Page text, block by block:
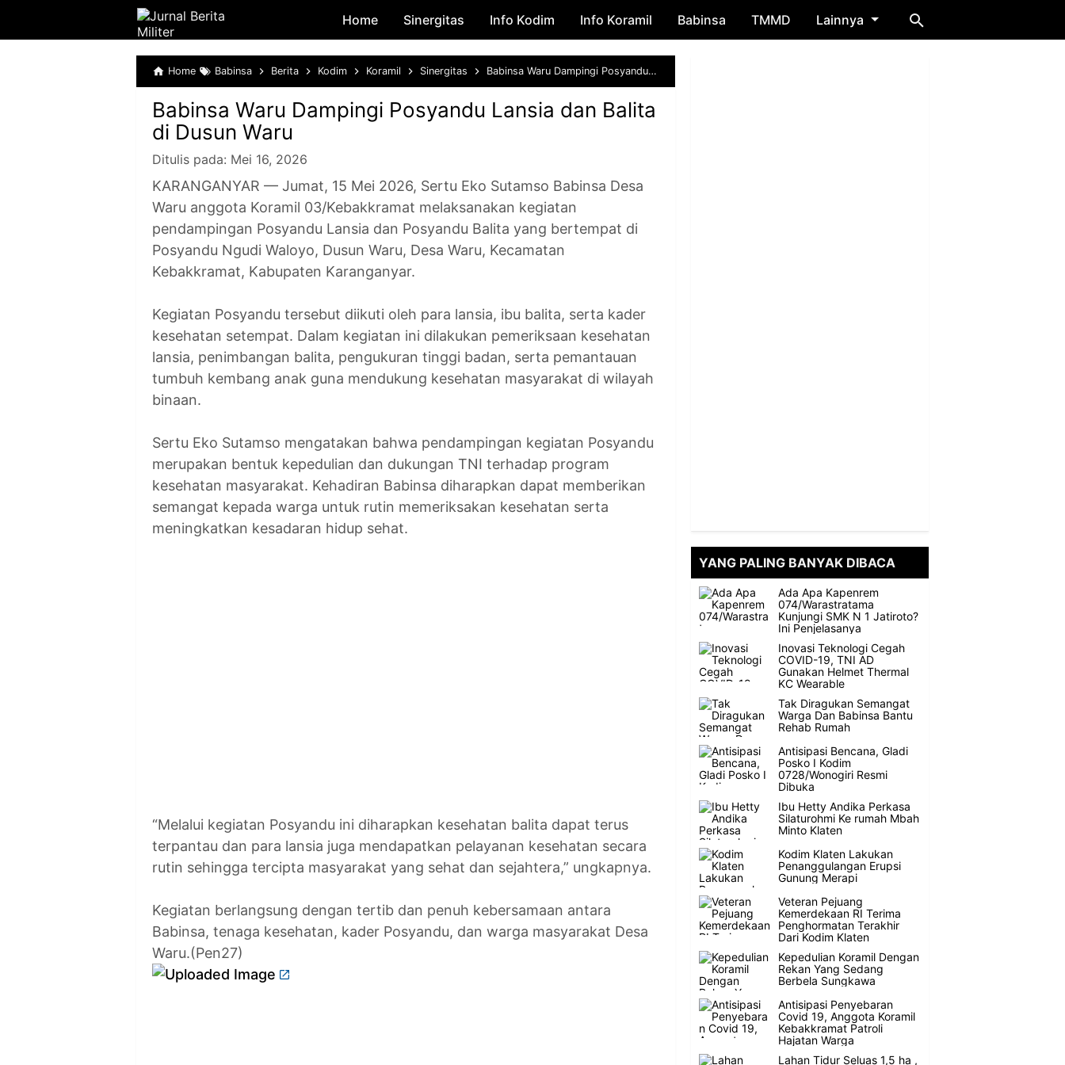
Skip to main content
Home Sinergitas Info Kodim Info Koramil Babinsa TMMD Lainnya
Home Babinsa Berita Kodim Koramil Sinergitas Babinsa Waru Dampingi Posyandu Lansia dan Balita di Dusun Waru
Babinsa Waru Dampingi Posyandu Lansia dan Balita
di Dusun Waru
Ditulis pada: Mei 16, 2026
KARANGANYAR — Jumat, 15 Mei 2026, Sertu Eko Sutamso Babinsa Desa
Waru anggota Koramil 03/Kebakkramat melaksanakan kegiatan
pendampingan Posyandu Lansia dan Posyandu Balita yang bertempat di
Posyandu Ngudi Waloyo, Dusun Waru, Desa Waru, Kecamatan
Kebakkramat, Kabupaten Karanganyar.
Kegiatan Posyandu tersebut diikuti oleh para lansia, ibu balita, serta kader
kesehatan setempat. Dalam kegiatan ini dilakukan pemeriksaan kesehatan
lansia, penimbangan balita, pengukuran tinggi badan, serta pemantauan
tumbuh kembang anak guna mendukung kesehatan masyarakat di wilayah
binaan.
Sertu Eko Sutamso mengatakan bahwa pendampingan kegiatan Posyandu
merupakan bentuk kepedulian dan dukungan TNI terhadap program
kesehatan masyarakat. Kehadiran Babinsa diharapkan dapat memberikan
semangat kepada warga untuk rutin memeriksakan kesehatan serta
meningkatkan kesadaran hidup sehat.
“Melalui kegiatan Posyandu ini diharapkan kesehatan balita dapat terus
terpantau dan para lansia juga mendapatkan pelayanan kesehatan secara
rutin sehingga tercipta masyarakat yang sehat dan sejahtera,” ungkapnya.
Kegiatan berlangsung dengan tertib dan penuh kebersamaan antara
Babinsa, tenaga kesehatan, kader Posyandu, dan warga masyarakat Desa
Waru.(Pen27)
YANG PALING BANYAK DIBACA
Ada Apa Kapenrem
074/Warastratama
Kunjungi SMK N 1 Jatiroto?
Ini Penjelasanya
Inovasi Teknologi Cegah
COVID-19, TNI AD
Gunakan Helmet Thermal
KC Wearable
Tak Diragukan Semangat
Warga Dan Babinsa Bantu
Rehab Rumah
Antisipasi Bencana, Gladi
Posko I Kodim
0728/Wonogiri Resmi
Dibuka
Ibu Hetty Andika Perkasa
Silaturohmi Ke rumah Mbah
Minto Klaten
Kodim Klaten Lakukan
Penanggulangan Erupsi
Gunung Merapi
Veteran Pejuang
Kemerdekaan RI Terima
Penghormatan Terakhir
Dari Kodim Klaten
Kepedulian Koramil Dengan
Rekan Yang Sedang
Berbela Sungkawa
Antisipasi Penyebaran
Covid 19, Anggota Koramil
Kebakkramat Patroli
Hajatan Warga
Lahan Tidur Seluas 1,5 ha ,